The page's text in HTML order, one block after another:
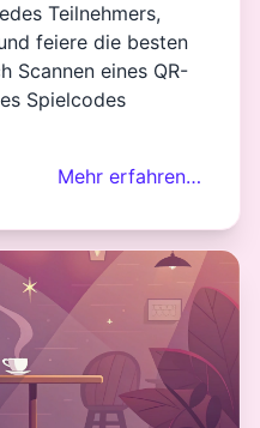
Teilnehmers,
feiere die besten
Scannen eines QR-
Spielcodes
Mehr erfahren…